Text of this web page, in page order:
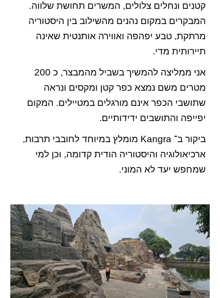
קטנים ונחלים צלולים, המשרים תחושת שלווה.
המבקרים במקום נהנים מהשילוב בין היסטוריה
מרתקת, טבע יפהפה ואווירה אותנטית שאינה
תיירותית מדי.
אני ממליצה להמשיך בשביל מהמבצר, כ 200
מטרים משם נמצא כפר קטן ומקסים ונראה
שתושבי הכפר אינם מורגלים במטיילים. המקום
יפייפה והתושבים ידידותיים.
ביקור ב־ Kangra מומלץ במיוחד לחובבי תרבות,
ארכיאולוגיה והיסטוריה הודית קדומה, וכן למי
שמחפש יעד לא המוני.